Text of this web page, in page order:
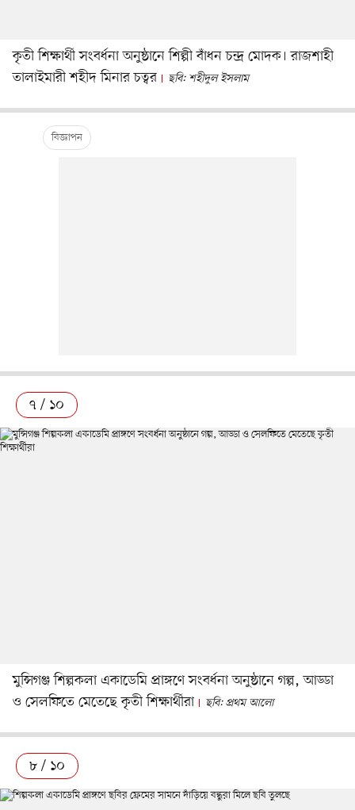
কৃতী শিক্ষার্থী সংবর্ধনা অনুষ্ঠানে শিল্পী বাঁধন চন্দ্র মোদক। রাজশাহী
তালাইমারী শহীদ মিনার চত্বর
ছবি: শহীদুল ইসলাম
৭ / ১০
মুন্সিগঞ্জ শিল্পকলা একাডেমি প্রাঙ্গণে সংবর্ধনা অনুষ্ঠানে গল্প, আড্ডা
ও সেলফিতে মেতেছে কৃতী শিক্ষার্থীরা
ছবি: প্রথম আলো
৮ / ১০